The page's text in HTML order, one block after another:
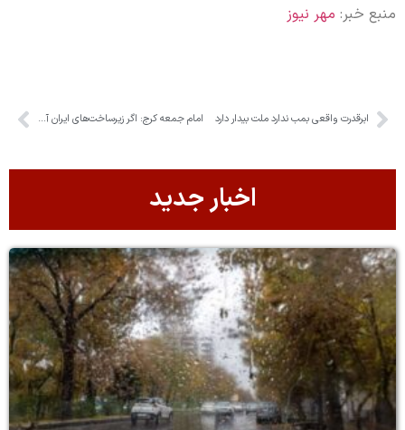
منبع خبر: مهر نیوز
ابرقدرت واقعی بمب ندارد ملت بیدار دارد امام جمعه کرج: اگر زیرساخت‌های ایران آسیب ببیند، هیچ زیرساختی در منطقه باقی نمی‌ماند
اخبار جدید